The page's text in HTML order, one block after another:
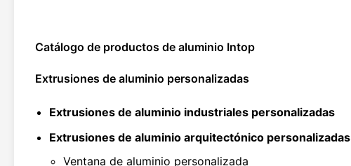
Catálogo de productos de aluminio Intop
Extrusiones de aluminio personalizadas
Extrusiones de aluminio industriales personalizadas
Extrusiones de aluminio arquitectónico personalizadas
Ventana de aluminio personalizada